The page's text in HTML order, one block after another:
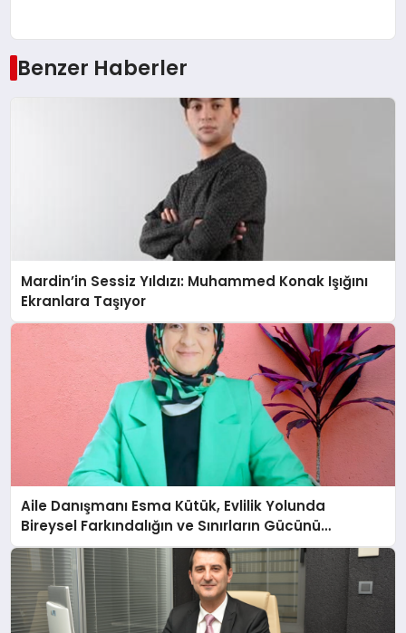
Benzer Haberler
Mardin’in Sessiz Yıldızı: Muhammed Konak Işığını
Ekranlara Taşıyor
Aile Danışmanı Esma Kütük, Evlilik Yolunda
Bireysel Farkındalığın ve Sınırların Gücünü
Anlatıyor